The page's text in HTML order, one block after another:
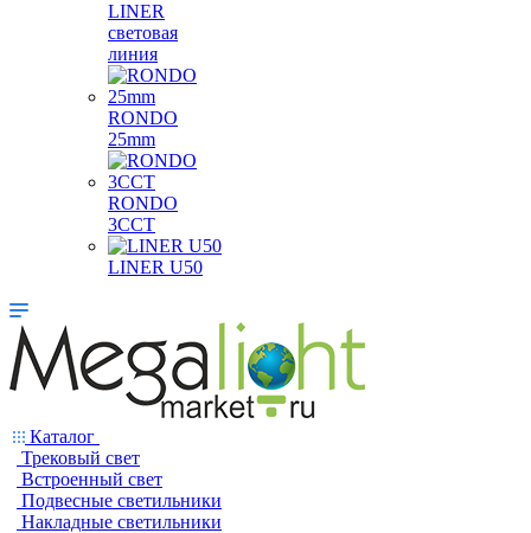
LINER
световая
линия
RONDO
25mm
RONDO
3CCT
LINER U50
Каталог
Трековый свет
Встроенный свет
Подвесные светильники
Накладные светильники